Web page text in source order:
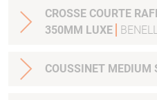
CROSSE COURTE
350MM LUXE
COUSSINET